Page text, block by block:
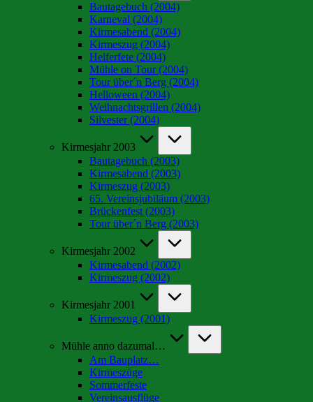
Bautagebuch (2004)
Karneval (2004)
Kirmesabend (2004)
Kirmeszug (2004)
Helferfete (2004)
Mühle on Tour (2004)
Tour über´n Berg (2004)
Helloween (2004)
Weihnachtsgrillen (2004)
Silvester (2004)
Kirmesjahr 2003
Bautagebuch (2003)
Kirmesabend (2003)
Kirmeszug (2003)
65. Vereinsjubiläum (2003)
Brückenfest (2003)
Tour über´n Berg (2003)
Kirmesjahr 2002
Kirmesabend (2002)
Kirmeszug (2002)
Kirmesjahr 2001
Kirmeszug (2001)
Mühle anno dazumal…
Am Bauplatz…
Kirmeszüge
Sommerfeste
Vereinsausflüge